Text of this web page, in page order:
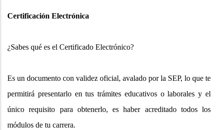
Certificación Electrónica
¿Sabes qué es el Certificado Electrónico?
Es un documento con validez oficial, avalado por la SEP, lo que te
permitirá presentarlo en tus trámites educativos o laborales y el
único requisito para obtenerlo, es haber acreditado todos los
módulos de tu carrera.